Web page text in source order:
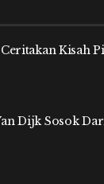
Kisah
Dijk Sosok